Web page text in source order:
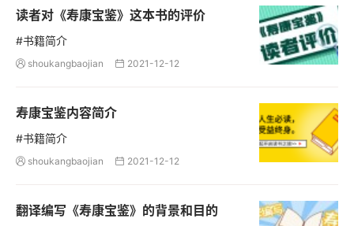
读者对《寿康宝鉴》这本书的评价
#书籍简介
 shoukangbaojian  2021-12-12
寿康宝鉴内容简介
#书籍简介
 shoukangbaojian  2021-12-12
翻译编写《寿康宝鉴》的背景和目的